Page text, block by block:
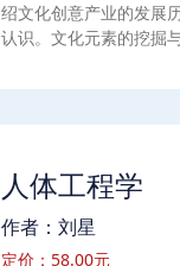
绍文化创意产业的发展
认识。文化元素的挖掘
的实践方法和技巧。非
特点和重要性，如突出
艺、体现可持续发展的
人体工程学
作者：刘星
定价：58.00元